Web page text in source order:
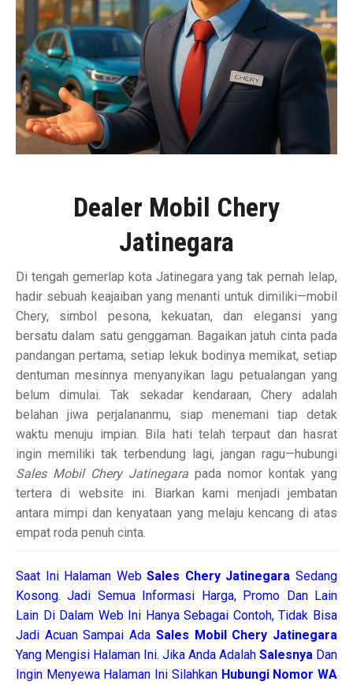
Dealer Mobil Chery
Jatinegara
Di tengah gemerlap kota Jatinegara yang tak pernah lelap,
hadir sebuah keajaiban yang menanti untuk dimiliki—mobil
Chery, simbol pesona, kekuatan, dan elegansi yang
bersatu dalam satu genggaman. Bagaikan jatuh cinta pada
pandangan pertama, setiap lekuk bodinya memikat, setiap
dentuman mesinnya menyanyikan lagu petualangan yang
belum dimulai. Tak sekadar kendaraan, Chery adalah
belahan jiwa perjalananmu, siap menemani tiap detak
waktu menuju impian. Bila hati telah terpaut dan hasrat
ingin memiliki tak terbendung lagi, jangan ragu—hubungi
Sales Mobil Chery Jatinegara pada nomor kontak yang
tertera di website ini. Biarkan kami menjadi jembatan
antara mimpi dan kenyataan yang melaju kencang di atas
empat roda penuh cinta.
Saat Ini Halaman WebSales Chery JatinegaraSedang
Kosong. Jadi Semua Informasi Harga, Promo Dan Lain
Lain Di Dalam Web Ini Hanya Sebagai Contoh, Tidak Bisa
Jadi Acuan Sampai Ada Sales Mobil Chery Jatinegara
Yang Mengisi Halaman Ini. Jika Anda Adalah Salesnya Dan
Ingin Menyewa Halaman Ini Silahkan Hubungi Nomor WA